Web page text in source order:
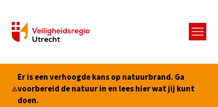
Menu
Er is een verhoogde kans op natuurbrand. Ga
voorbereid de natuur in en lees hier wat jij kunt
doen.